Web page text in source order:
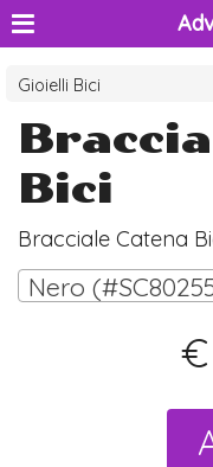
Gioielli Bici
Bici
Bracciale Catena
Nero
€